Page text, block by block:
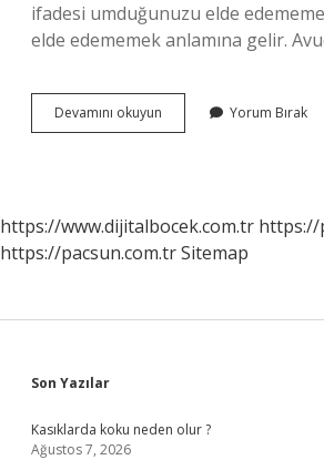
ifadesi umduğunuzu elde
elde edememek anlamına gelir.
Devamını okuyun Avucunun
Içinde
Yorum Bırak
https://www.dijitalbocek.com.tr https://
https://pacsun.com.trSitemap
Sidebar
Son Yazılar
Kasıklarda koku neden olur ?
Ağustos 7, 2026